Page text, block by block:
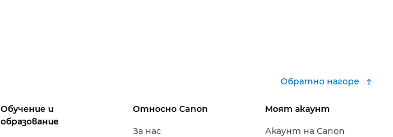
Обратно нагоре
Обучение и
образование
Относно Canon
За нас
Моят акаунт
Акаунт на Canon